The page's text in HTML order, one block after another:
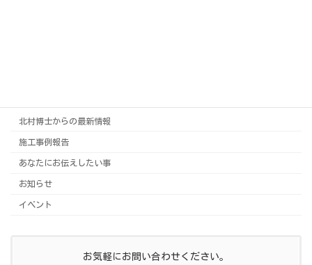
北村博士からの最新情報
施工事例報告
あなたにお伝えしたい事
お知らせ
イベント
お気軽にお問い合わせください。